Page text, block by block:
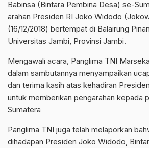
Babinsa (Bintara Pembina Desa) se-
arahan Presiden RI Joko Widodo
(16/12/2018) bertempat di Balairung
Universitas Jambi, Provinsi Jambi.
Mengawali acara, Panglima TNI
dalam sambutannya menyampaikan
dan terima kasih atas kehadiran
untuk memberikan pengarahan kepada
Sumatera
Panglima TNI juga telah melaporkan
dihadapan Presiden Joko Widodo,